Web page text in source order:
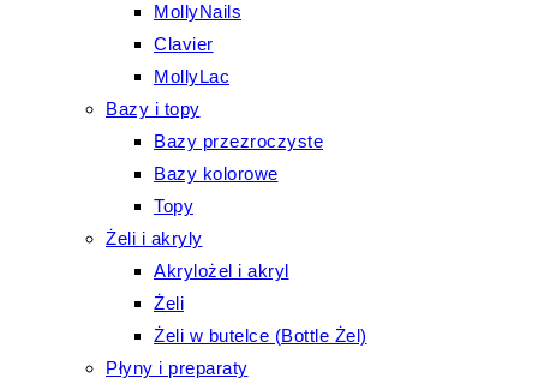
MollyNails
Clavier
MollyLac
Bazy i topy
Bazy przezroczyste
Bazy kolorowe
Topy
Żeli i akryly
Akrylożel i akryl
Żeli
Żeli w butelce (Bottle Żel)
Płyny i preparaty